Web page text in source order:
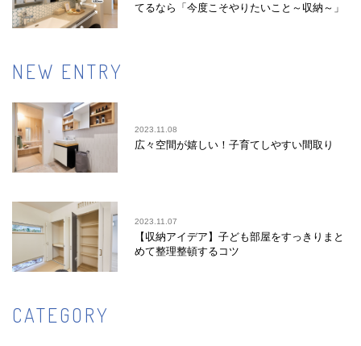
てるなら「今度こそやりたいこと～収納～」
NEW ENTRY
2023.11.08
広々空間が嬉しい！子育てしやすい間取り
2023.11.07
【収納アイデア】子ども部屋をすっきりまと
めて整理整頓するコツ
CATEGORY